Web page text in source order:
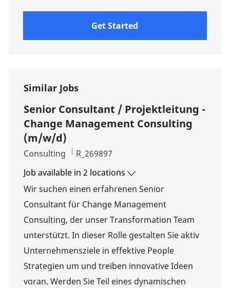
Get Started
Similar Jobs
Senior Consultant / Projektleitung -
Change Management Consulting
(m/w/d)
Category
Consulting Job Id
R_269897
Job available in 2 locations
Wir suchen einen erfahrenen Senior
Consultant für Change Management
Consulting, der unser Transformation Team
unterstützt. In dieser Rolle gestalten Sie aktiv
Unternehmensziele in effektive People
Strategien um und treiben innovative Ideen
voran. Werden Sie Teil eines dynamischen